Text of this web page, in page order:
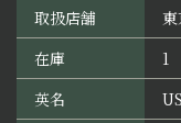
取扱店舗
在庫
1
英名